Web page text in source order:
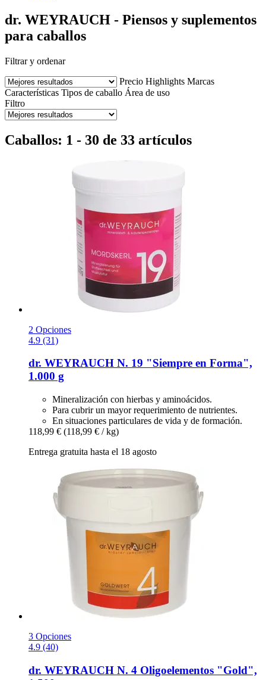
dr. WEYRAUCH - Piensos y suplementos
para caballos
Filtrar y ordenar
Precio Highlights Marcas
Características Tipos de caballo Área de uso
Filtro
Caballos: 1 - 30 de 33 artículos
2 Opciones
4.9 (31)
dr. WEYRAUCH N. 19 "Siempre en Forma",
1.000 g
Mineralización con hierbas y aminoácidos.
Para cubrir un mayor requerimiento de nutrientes.
En situaciones particulares de vida y de formación.
118,99 € (118,99 € / kg)
Entrega gratuita hasta el 18 agosto
3 Opciones
4.9 (40)
dr. WEYRAUCH N. 4 Oligoelementos "Gold",